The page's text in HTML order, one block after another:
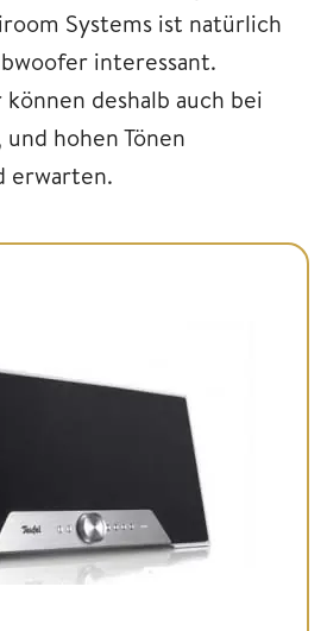
Systems ist natürlich
interessant.
deshalb auch bei
hohen Tönen
erwarten.